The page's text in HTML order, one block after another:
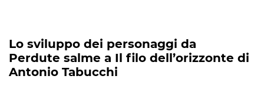
Lo sviluppo dei personaggi da
Perdute salme a Il filo dell’orizzonte di
Antonio Tabucchi